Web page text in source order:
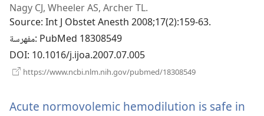
جديدة)
Nagy CJ, Wheeler AS, Archer TL.
Source‎: Int J Obstet Anesth 2008;17(2):159-63.
مفهرسة‎: PubMed 18308549
DOI‎: 10.1016/j.ijoa.2007.07.005
https://www.ncbi.nlm.nih.gov/pubmed/18308549
Acute normovolemic hemodilution is safe in